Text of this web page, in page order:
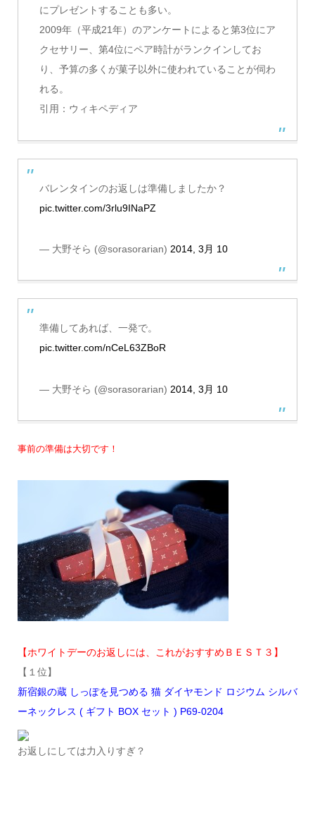
にプレゼントすることも多い。
2009年（平成21年）のアンケートによると第3位にア
クセサリー、第4位にペア時計がランクインしてお
り、予算の多くが菓子以外に使われていることが伺わ
れる。
引用：ウィキペディア
バレンタインのお返しは準備しましたか？
pic.twitter.com/3rlu9INaPZ
— 大野そら (@sorasorarian) 2014, 3月 10
準備してあれば、一発で。
pic.twitter.com/nCeL63ZBoR
— 大野そら (@sorasorarian) 2014, 3月 10
事前の準備は大切です！
【ホワイトデーのお返しには、これがおすすめＢＥＳＴ３】
【１位】
新宿銀の蔵 しっぽを見つめる 猫 ダイヤモンド ロジウム シルバ
ーネックレス ( ギフト BOX セット ) P69-0204
お返しにしては力入りすぎ？